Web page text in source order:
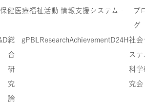
健医療福祉活動 情報支援システム -
ブ
グ
総
合
研
究
論
gPBL ResearchAchievementD24H社会
ステ
科学
究会
題解決方法